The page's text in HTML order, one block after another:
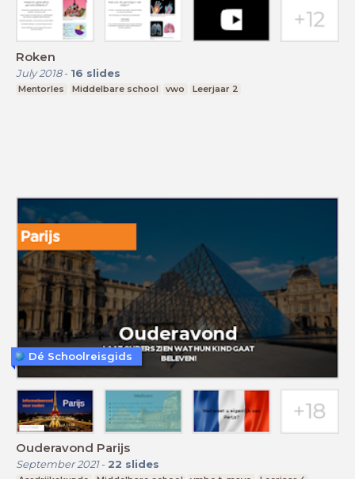
Roken
July 2018- 16 slides
Mentorles Middelbare school vwo Leerjaar 2
Ouderavond Parijs
September 2021- 22 slides
Dé Schoolreisgids